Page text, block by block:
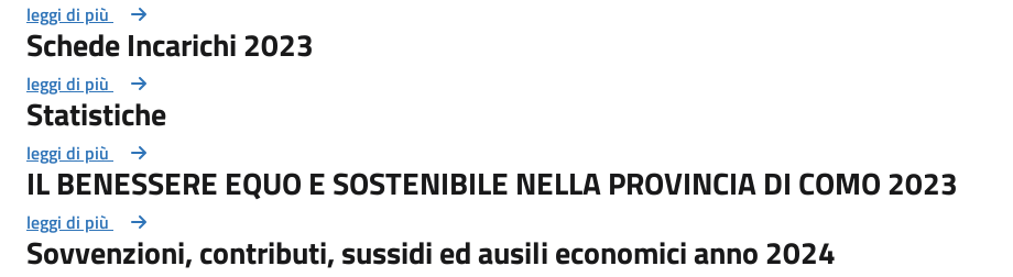
leggi di più
Schede Incarichi 2023
leggi di più
Statistiche
leggi di più
IL BENESSERE EQUO E SOSTENIBILE NELLA PROVINCIA DI COMO 2023
leggi di più
Sovvenzioni, contributi, sussidi ed ausili economici anno 2024